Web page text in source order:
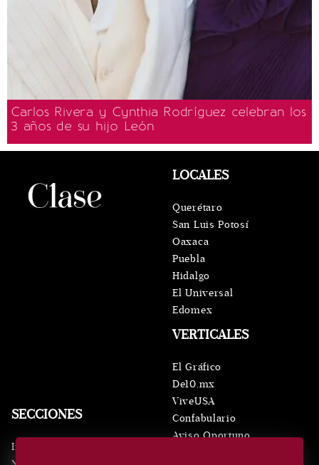
Carlos Rivera y Cynthia Rodríguez celebran los
3 años de su hijo León
SECCIONES
Inicio
VERTICALES
El Gráfico
De10.mx
ViveUSA
Confabulario
Aviso Oportuno
LOCALES
Querétaro
San Luis Potosí
Oaxaca
Puebla
Hidalgo
El Universal
Edomex